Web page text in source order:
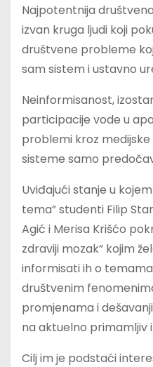
Najpotentnija
izvan kruga ljudi koji
društvene probleme
sam sistem i ustavno
Neinformisanost,
participacije vode u
problemi kroz
sisteme samo
Uviđajući stanje u
tema” studenti Filip
Agić i Merisa Krišćo
zdraviji mozak” kojim
informisati ih o
društvenim
promjenama i
na aktuelno primamljiv
Cilj im je podstaći